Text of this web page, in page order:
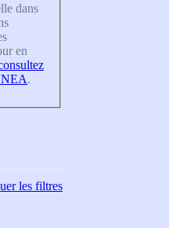
dans
en
.
les filtres